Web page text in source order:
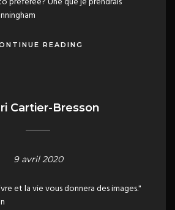
READING
Cartier-Bresson
9 avril 2020
et la vie vous donnera des images."